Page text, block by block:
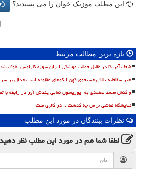
این مطلب موزیک خوان را می پسندید؟
تازه ترین مطالب مرتبط
ضعف آمریکا در مقابل حملات موشکی ایران سوژه کارلوس لطوف شد
هنر سقاخانه تلاقی جستجوی کهن الگوهای مفقوده است جدال بر
واکنش محمد معتمدی به اپوزیسون نمایی چندش آور در رابطه با
نمایشگاه نقاشی بر من چه گذشت... در گالری ملت
نظرات بینندگان در مورد این مطلب
لطفا شما همدر مورد این مطلبنظر دهید